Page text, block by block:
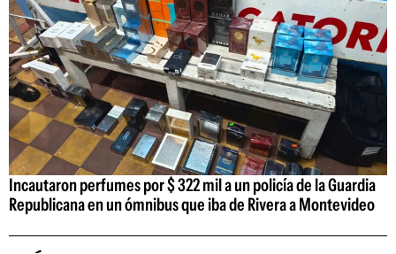
Incautaron perfumes por $ 322 mil a un policía de la Guardia
Republicana en un ómnibus que iba de Rivera a Montevideo